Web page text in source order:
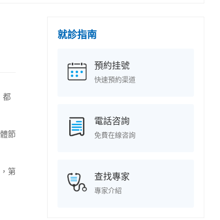
都
節
第
就診指南
預約挂號
快速預約渠道
電話咨詢
免費在線咨詢
查找專家
專家介紹